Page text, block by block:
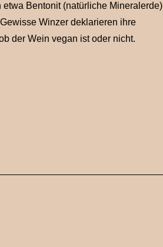
Bentonit (natürliche Mineralerde)
Winzer deklarieren ihre
der Wein vegan ist oder nicht.